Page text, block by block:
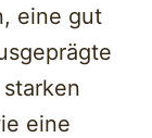
eine gut
eine